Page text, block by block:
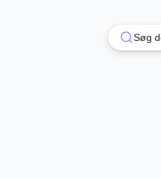
Søg
Søg